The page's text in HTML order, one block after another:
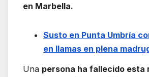
en Marbella.
Susto en Punta Umbría
en llamas en plena
Una persona ha fallecido esta